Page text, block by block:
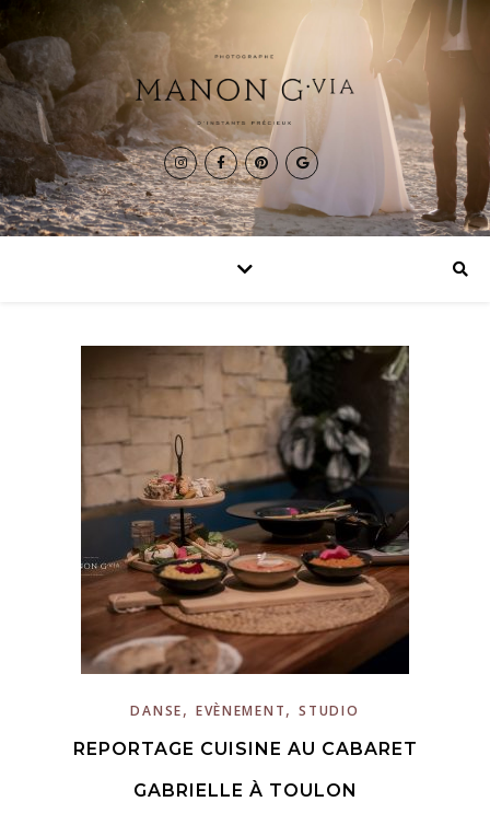
DANSE, EVÈNEMENT,STUDIO
REPORTAGE CUISINE AU CABARET
GABRIELLE À TOULON